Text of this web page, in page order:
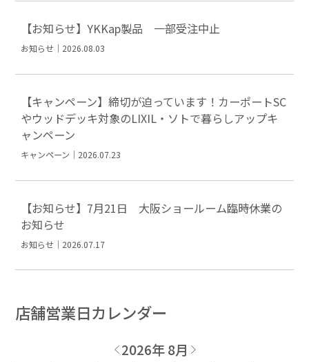
【お知らせ】YKKap製品 一部受注中止
お知らせ｜2026.08.03
【キャンペーン】締切が迫っています！カーポートSC
やウッドデッキ対象のLIXIL・ソトで暮らしアップキ
ャンペーン
キャンペーン｜2026.07.23
【お知らせ】7月21日 大阪ショールーム臨時休業の
お知らせ
お知らせ｜2026.07.17
店舗営業日カレンダー
2026年 8月